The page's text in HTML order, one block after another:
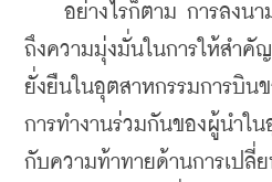
อย่างไรก็ตาม การลงนา
ถึงความมุ่งมั่นในการให้สำ
ยั่งยืนในอุตสาหกรรมการบิน
การทำงานร่วมกันของผู้นำใ
กับความท้าทายด้านการเปลี่